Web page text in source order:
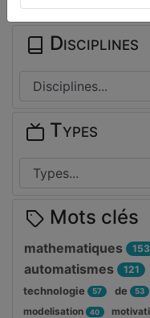
Disciplines
Types
Mots clés
mathematiques 153
automatismes 121
technologie 57 de 53
modelisation 40